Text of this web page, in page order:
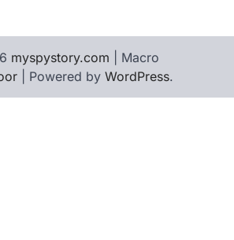
myspystory.com | Macro
| Powered by WordPress.